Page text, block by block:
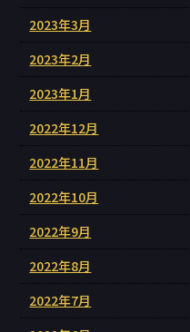
2023年3月
2023年2月
2023年1月
2022年12月
2022年11月
2022年10月
2022年9月
2022年8月
2022年7月